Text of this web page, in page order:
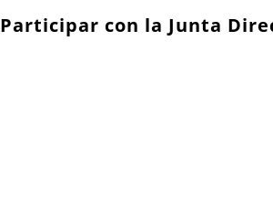
Participar con la Junta